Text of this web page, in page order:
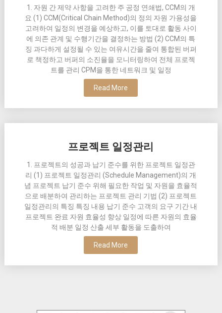
1. 자원 간 제약 사항을 고려한 주 공정 연쇄법, CCM의 개
요 (1) CCM(Critical Chain Method)의 정의 자원 가용성을
고려하여 일정의 변경을 예상하고, 이를 토대로 활동 사이
에 의존 관계 및 수행기간을 결정하는 방법 (2) CCM의 특
징 과다하게 설정될 수 있는 여유시간을 줄여 통합된 버퍼
로 책정하고 버퍼의 소진율을 모니터링하여 전체 프로젝
트를 관리 CPM을 통한 네트워크 및 일정
Read More
프로젝트 일정관리
1. 프로젝트의 성공과 납기 준수를 위한 프로젝트 일정관
리 (1) 프로젝트 일정관리 (Schedule Management)의 개
념 프로젝트 납기 준수 위해 필요한 작업 및 자원을 효율적
으로 배분하여 관리하는 프로젝트 관리 기법 (2) 프로젝트
일정관리의 특징 특징 내용 납기 준수 고객의 요구 기간 내
프로젝트 완료 자원 효율성 향상 일정에 따른 자원의 효율
적 배분 일정 산출 세부 활동을 도출하여
Read More